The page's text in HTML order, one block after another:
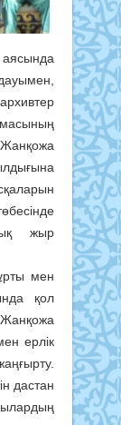
жыр
мен
қол
ерлік
дастан